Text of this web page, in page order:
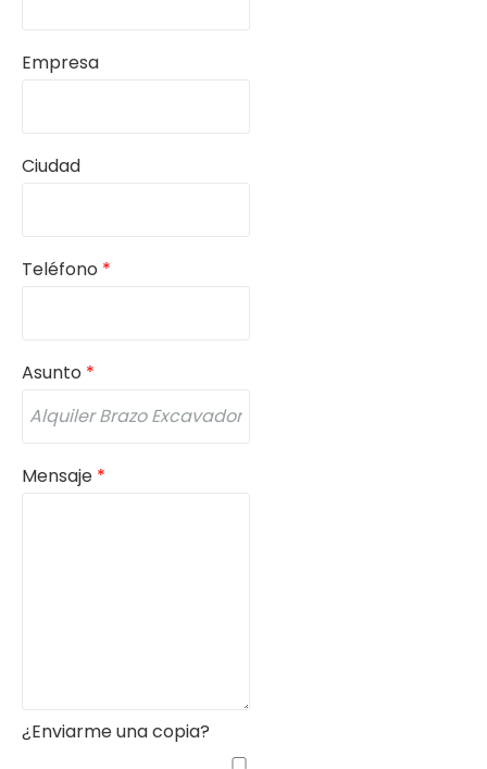
Empresa
Ciudad
Teléfono *
Asunto *
Mensaje *
¿Enviarme una copia?